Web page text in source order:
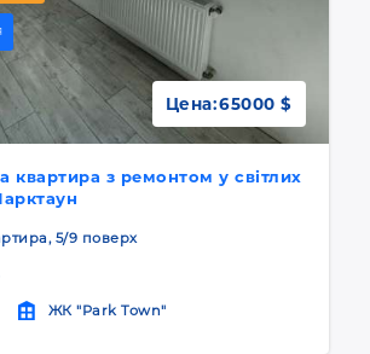
квартира з ремонтом у світлих
Цена:65000 $
5/9 поверх
ЖК "Park Town"